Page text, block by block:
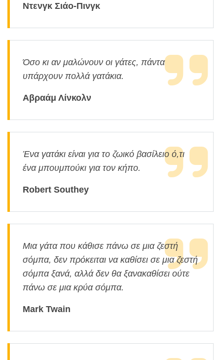
Ντενγκ Σιάο-Πινγκ
Όσο κι αν μαλώνουν οι γάτες, πάντα
υπάρχουν πολλά γατάκια.
Αβραάμ Λίνκολν
Ένα γατάκι είναι για το ζωικό βασίλειο ό,τι
ένα μπουμπούκι για τον κήπο.
Robert Southey
Μια γάτα που κάθισε πάνω σε μια ζεστή
σόμπα, δεν πρόκειται να καθίσει σε μια ζεστή
σόμπα ξανά, αλλά δεν θα ξανακαθίσει ούτε
πάνω σε μια κρύα σόμπα.
Mark Twain